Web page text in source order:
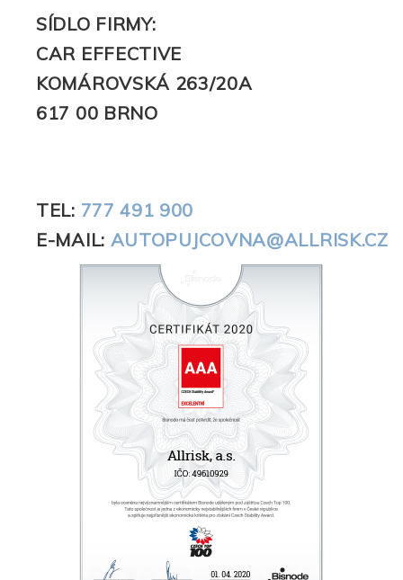
SÍDLO FIRMY:
CAR EFFECTIVE
KOMÁROVSKÁ 263/20A
617 00 BRNO
TEL: 777 491 900
E-MAIL: AUTOPUJCOVNA@ALLRISK.CZ